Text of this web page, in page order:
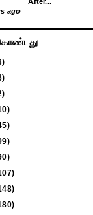
ago
கொண்டது